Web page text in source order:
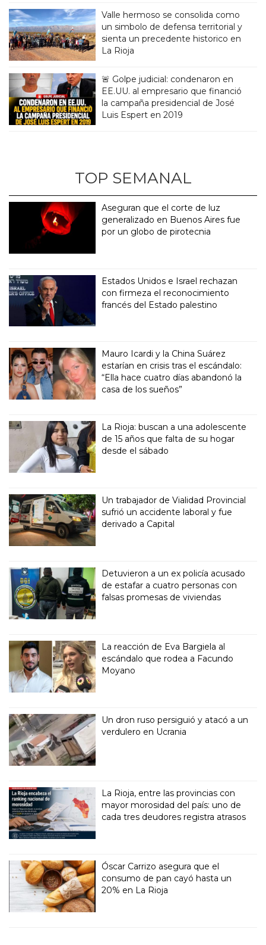
Valle hermoso se consolida como
un simbolo de defensa territorial y
sienta un precedente historico en
La Rioja
🚨 Golpe judicial: condenaron en
EE.UU. al empresario que financió
la campaña presidencial de José
Luis Espert en 2019
TOP SEMANAL
Aseguran que el corte de luz
generalizado en Buenos Aires fue
por un globo de pirotecnia
Estados Unidos e Israel rechazan
con firmeza el reconocimiento
francés del Estado palestino
Mauro Icardi y la China Suárez
estarían en crisis tras el escándalo:
“Ella hace cuatro días abandonó la
casa de los sueños”
La Rioja: buscan a una adolescente
de 15 años que falta de su hogar
desde el sábado
Un trabajador de Vialidad Provincial
sufrió un accidente laboral y fue
derivado a Capital
Detuvieron a un ex policía acusado
de estafar a cuatro personas con
falsas promesas de viviendas
La reacción de Eva Bargiela al
escándalo que rodea a Facundo
Moyano
Un dron ruso persiguió y atacó a un
verdulero en Ucrania
La Rioja, entre las provincias con
mayor morosidad del país: uno de
cada tres deudores registra atrasos
Óscar Carrizo asegura que el
consumo de pan cayó hasta un
20% en La Rioja